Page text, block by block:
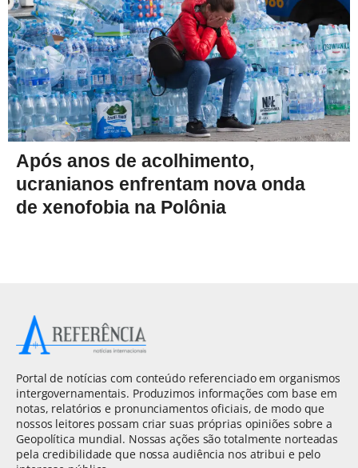
Após anos de acolhimento,
ucranianos enfrentam nova onda
de xenofobia na Polônia
Portal de notícias com conteúdo referenciado em organismos
intergovernamentais. Produzimos informações com base em
notas, relatórios e pronunciamentos oficiais, de modo que
nossos leitores possam criar suas próprias opiniões sobre a
Geopolítica mundial. Nossas ações são totalmente norteadas
pela credibilidade que nossa audiência nos atribui e pelo